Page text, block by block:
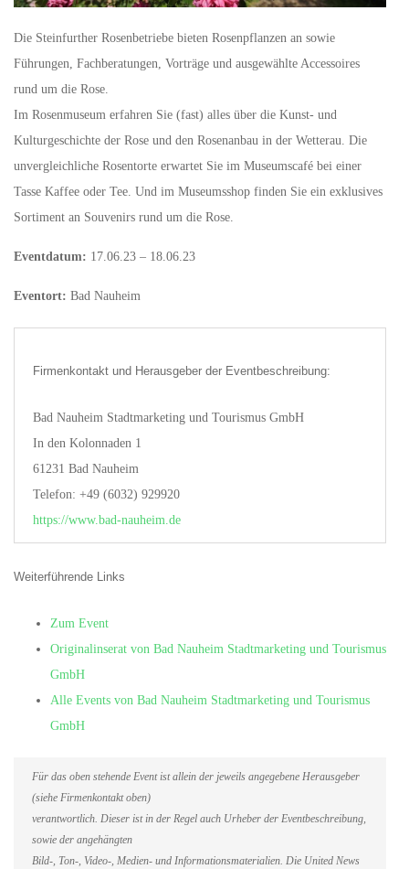
Die Steinfurther Rosenbetriebe bieten Rosenpflanzen an sowie
Führungen, Fachberatungen, Vorträge und ausgewählte Accessoires
rund um die Rose.
Im Rosenmuseum erfahren Sie (fast) alles über die Kunst- und
Kulturgeschichte der Rose und den Rosenanbau in der Wetterau. Die
unvergleichliche Rosentorte erwartet Sie im Museumscafé bei einer
Tasse Kaffee oder Tee. Und im Museumsshop finden Sie ein exklusives
Sortiment an Souvenirs rund um die Rose.
Eventdatum: 17.06.23 – 18.06.23
Eventort: Bad Nauheim
Firmenkontakt und Herausgeber der Eventbeschreibung:
Bad Nauheim Stadtmarketing und Tourismus GmbH
In den Kolonnaden 1
61231 Bad Nauheim
Telefon: +49 (6032) 929920
https://www.bad-nauheim.de
Weiterführende Links
Zum Event
Originalinserat von Bad Nauheim Stadtmarketing und Tourismus
GmbH
Alle Events von Bad Nauheim Stadtmarketing und Tourismus
GmbH
Für das oben stehende Event ist allein der jeweils angegebene Herausgeber
(siehe Firmenkontakt oben)
verantwortlich. Dieser ist in der Regel auch Urheber der Eventbeschreibung,
sowie der angehängten
Bild-, Ton-, Video-, Medien- und Informationsmaterialien. Die United News